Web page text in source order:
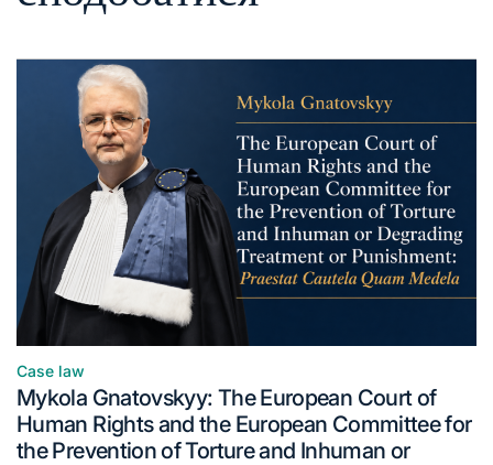
Case law
Mykola Gnatovskyy: The European Court of
Human Rights and the European Committee for
the Prevention of Torture and Inhuman or